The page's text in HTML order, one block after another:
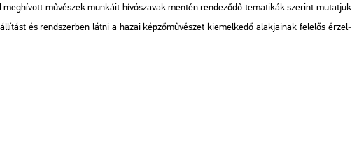
mű­vé­szek mun­ká­it hí­vó­sza­vak men­tén ren­de­ző­dő te­ma­ti­kák sze­rint mu­tat­juk
és rend­szer­ben látni a hazai kép­ző­mű­vé­szet ki­emel­ke­dő alak­ja­i­nak fe­le­lős ér­zel­